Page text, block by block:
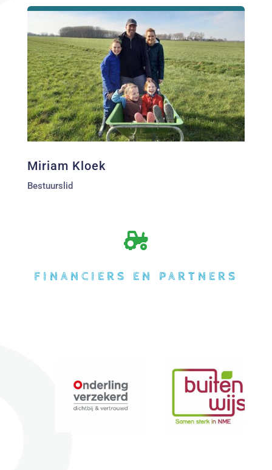
Miriam Kloek
Bestuurslid

FINANCIERS EN PARTNERS